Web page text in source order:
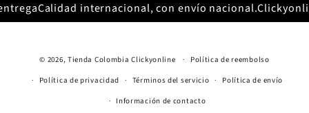
Calidad internacional, con envío nacional.
© 2026, Tienda Colombia Clickyonline
Política de reembolso
Política de privacidad
Términos del servicio
Política de envío
Información de contacto